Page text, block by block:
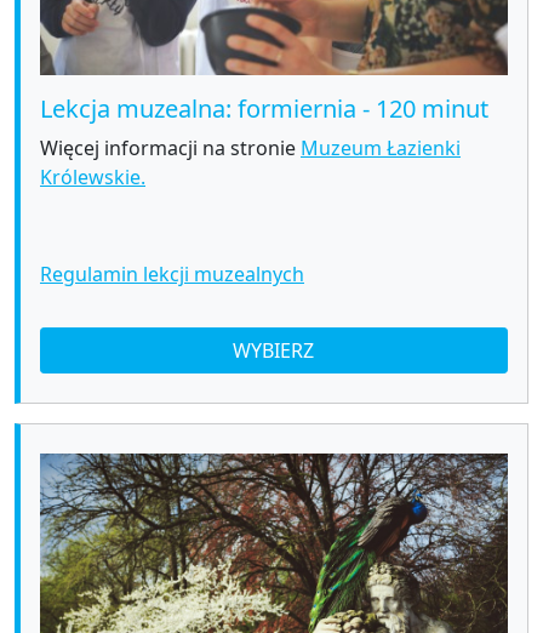
Lekcja muzealna: formiernia - 120 minut
Więcej informacji na stronie Muzeum Łazienki
Królewskie.
Regulamin lekcji muzealnych
WYBIERZ